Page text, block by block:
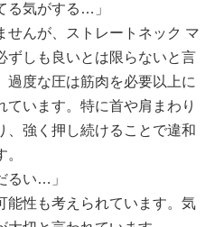
るい…」
能性も考えられています。気
大切と言われています。
column/16ストレートネッ
/
性